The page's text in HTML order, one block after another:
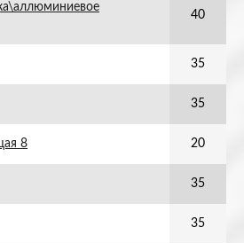
40
35
35
8 20
35
35